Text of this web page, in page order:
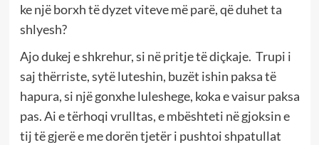
ke një borxh të dyzet viteve më parë, që duhet ta
shlyesh?
Ajo dukej e shkrehur, si në pritje të diçkaje. Trupi i
saj thërriste, sytë luteshin, buzët ishin paksa të
hapura, si një gonxhe luleshege, koka e vaisur paksa
pas. Ai e tërhoqi vrulltas, e mbështeti në gjoksin e
tij të gjerë e me dorën tjetër i pushtoi shpatullat